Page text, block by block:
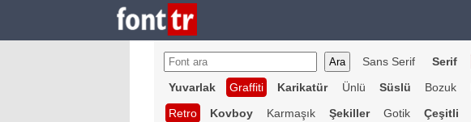
Sans Serif Serif
Yuvarlak
Graffiti Karikatür Ünlü Süslü Bozuk
Retro
Kovboy Karmaşık Şekiller Gotik Çeşitli